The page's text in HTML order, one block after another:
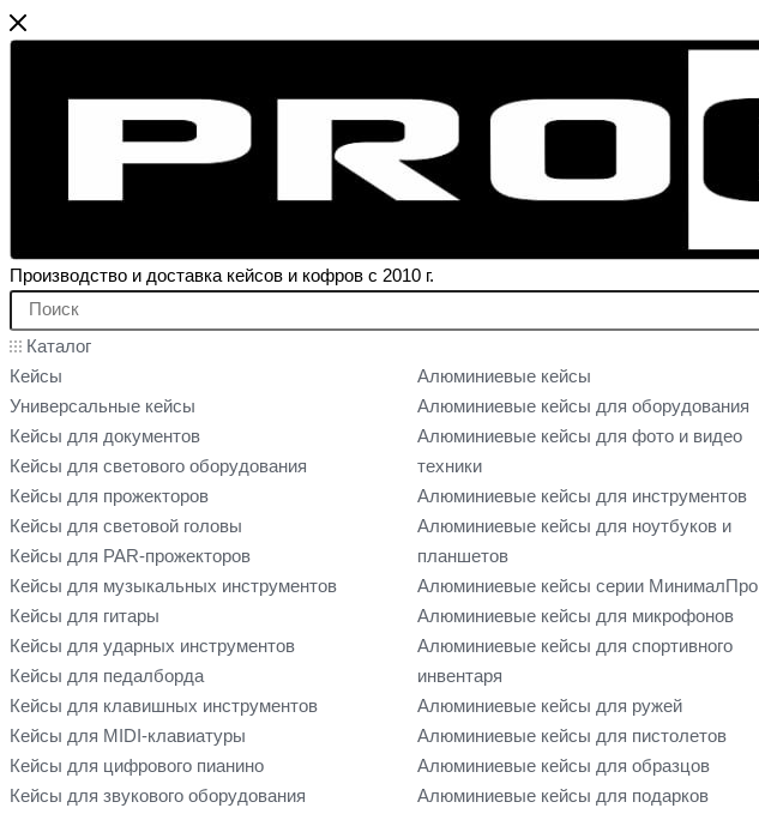
Производство и доставка кейсов и кофров с 2010 г.
Каталог
Кейсы
Универсальные кейсы
Кейсы для документов
Кейсы для светового оборудования
Кейсы для прожекторов
Кейсы для световой головы
Кейсы для PAR-прожекторов
Кейсы для музыкальных инструментов
Кейсы для гитары
Кейсы для ударных инструментов
Кейсы для педалборда
Кейсы для клавишных инструментов
Кейсы для MIDI-клавиатуры
Кейсы для цифрового пианино
Кейсы для звукового оборудования
Алюминиевые кейсы
Алюминиевые кейсы для оборудования
Алюминиевые кейсы для фото и видео
техники
Алюминиевые кейсы для инструментов
Алюминиевые кейсы для ноутбуков и
планшетов
Алюминиевые кейсы серии МинималПро
Алюминиевые кейсы для микрофонов
Алюминиевые кейсы для спортивного
инвентаря
Алюминиевые кейсы для ружей
Алюминиевые кейсы для пистолетов
Алюминиевые кейсы для образцов
Алюминиевые кейсы для подарков